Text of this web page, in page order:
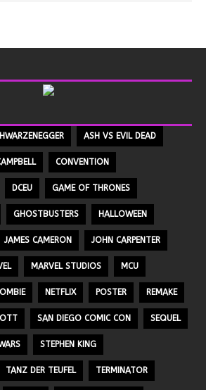
ASH VS EVIL DEAD
CONVENTION
DCEU GAME OF THRONES
GHOSTBUSTERS HALLOWEEN
JAMES CAMERON JOHN CARPENTER
MARVEL STUDIOS MCU
NETFLIX POSTER REMAKE
SAN DIEGO COMIC CON SEQUEL
STEPHEN KING
TANZ DER TEUFEL TERMINATOR